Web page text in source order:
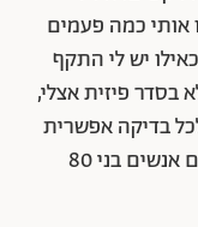
אותי כמה פעמים
יש לי התקף
בסדר פיזית אצלי,
בדיקה אפשרית
ויום אחד אפילו מצאתי את עצמי יחד עם אנשים בני 80